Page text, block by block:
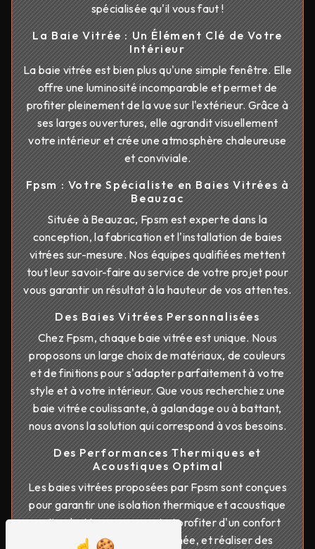
spécialisée qu'il vous faut !
La Baie Vitrée : Un Élément Clé de Votre
Intérieur
La baie vitrée est bien plus qu'une simple fenêtre. Elle
offre une luminosité incomparable et permet de
profiter pleinement de la vue sur l'extérieur. Grâce à
ses larges ouvertures, elle agrandit visuellement
votre intérieur et crée une atmosphère chaleureuse
et conviviale.
Fpsm : Votre Spécialiste en Baies Vitrées à
Beauzac
Située à Beauzac, Fpsm est experte dans la
conception, la fabrication et l'installation de baies
vitrées sur-mesure. Nos équipes qualifiées mettent
tout leur savoir-faire au service de votre projet pour
vous garantir un résultat à la hauteur de vos attentes.
Des Baies Vitrées Personnalisées
Chez Fpsm, chaque baie vitrée est unique. Nous
proposons un large choix de matériaux, de couleurs
et de finitions pour s'adapter parfaitement à votre
style et à votre intérieur. Que vous recherchiez une
baie vitrée coulissante, à galandage ou à battant,
nous avons la solution qui correspond à vos besoins.
Des Performances Thermiques et
Acoustiques Optimal
Les baies vitrées proposées par Fpsm sont conçues
pour garantir une isolation thermique et acoustique
optimale. Vous pourrez ainsi profiter d'un confort
optimal tout au long de l'année, et réaliser des